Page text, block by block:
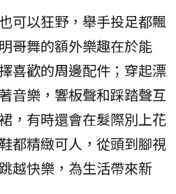
可以狂野，舉手投足都飄
哥舞的額外樂趣在於能
喜歡的周邊配件；穿起漂
音樂，響板聲和踩踏聲互
，有時還會在髮際別上花
都精緻可人，從頭到腳視
越快樂，為生活帶來新